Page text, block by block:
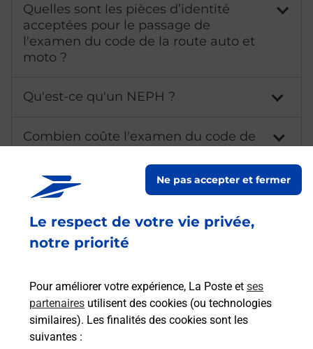
Le respect de votre vie privée,
notre priorité
Pour améliorer votre expérience, La Poste et ses
partenaires utilisent des cookies (ou technologies
similaires). Les finalités des cookies sont les
suivantes :
Ne pas accepter et fermer
Quelles sont les pièces d’identité
acceptées pour le passage de
l'examen du code de la route auto et
moto ?
Qu'est-ce qu'un NEPH ?
Combien coûte l'examen du code de
Comment avoir les résultats du code
Comment s'inscrire au code de la
Combien de fautes pour le code de la
route ?